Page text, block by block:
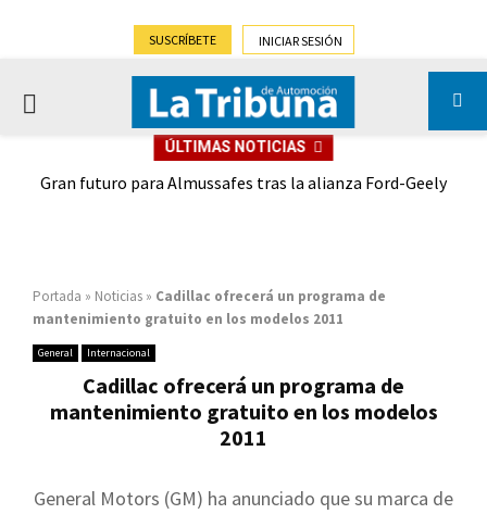
SUSCRÍBETE INICIAR SESIÓN
PRIMARY
ÚLTIMAS NOTICIAS
Gran futuro para Almussafes tras la alianza Ford-Geely
Portada » Noticias » Cadillac ofrecerá un programa de
mantenimiento gratuito en los modelos 2011
General Internacional
Cadillac ofrecerá un programa de
mantenimiento gratuito en los modelos
2011
General Motors (GM) ha anunciado que su marca de